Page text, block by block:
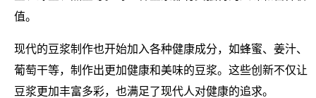
值。
现代的豆浆制作也开始加入各种健康成分，如蜂蜜、姜汁、
葡萄干等，制作出更加健康和美味的豆浆。这些创新不仅让
豆浆更加丰富多彩，也满足了现代人对健康的追求。